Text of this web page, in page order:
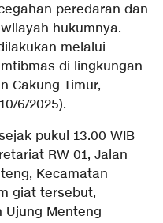
peredaran dan
hukumnya.
melalui
di lingkungan
Cakung Timur,
6/2025).
pukul 13.00 WIB
RW 01, Jalan
Kecamatan
giat tersebut,
Ujung Menteng